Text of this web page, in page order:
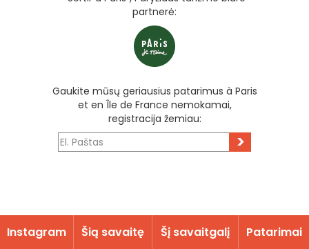
partnerė:
Gaukite mūsų geriausius patarimus à Paris
et en Île de France nemokamai,
registracija žemiau:
>
Instagram Šią savaitę Šį savaitgalį Patarimai